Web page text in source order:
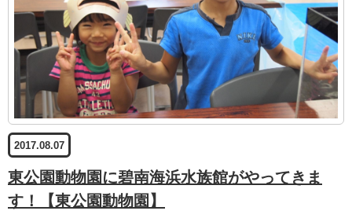
2017.08.07
東公園動物園に碧南海浜水族館がやってきま
す！【東公園動物園】